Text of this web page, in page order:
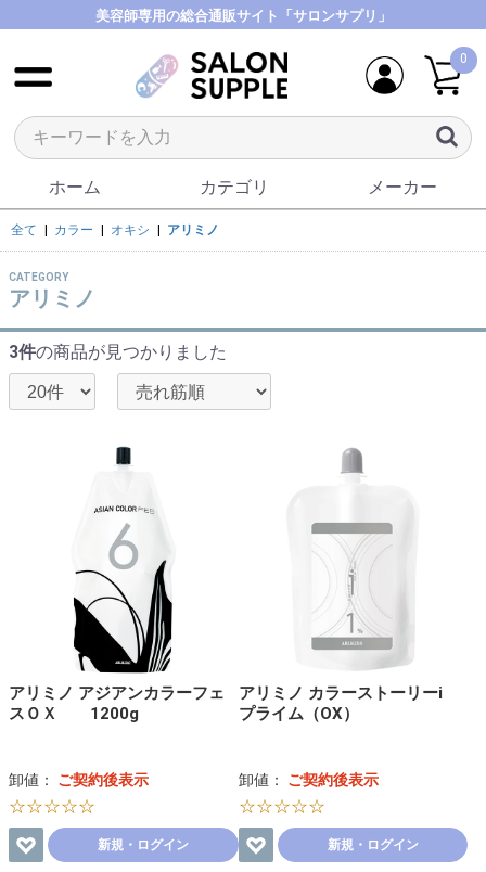
美容師専用の総合通販サイト「サロンサプリ」
0
ホーム カテゴリ メーカー
全て カラー オキシ アリミノ
CATEGORY
アリミノ
3件の商品が見つかりました
アリミノ アジアンカラーフェ
スＯＸ 1200g
卸値： ご契約後表示
☆☆☆☆☆
新規・ログイン
アリミノ カラーストーリーi
プライム（OX）
卸値： ご契約後表示
☆☆☆☆☆
新規・ログイン